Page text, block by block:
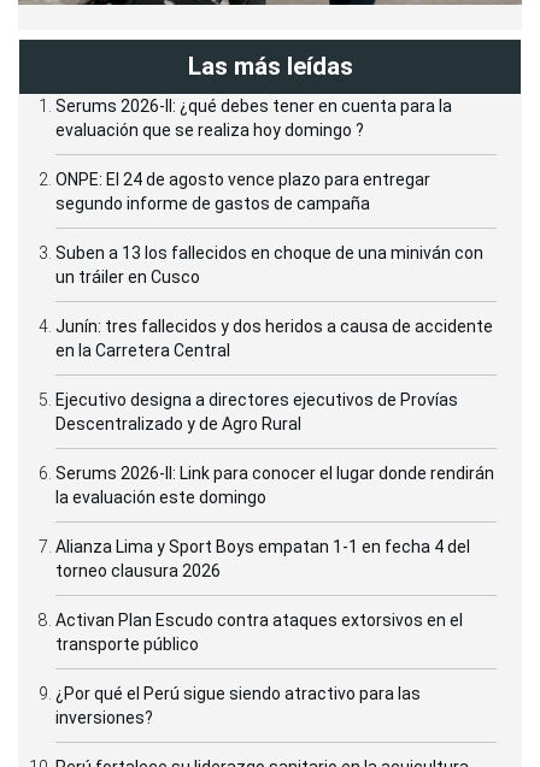
Las más leídas
Serums 2026-II: ¿qué debes tener en cuenta para la
evaluación que se realiza hoy domingo ?
ONPE: El 24 de agosto vence plazo para entregar
segundo informe de gastos de campaña
Suben a 13 los fallecidos en choque de una miniván con
un tráiler en Cusco
Junín: tres fallecidos y dos heridos a causa de accidente
en la Carretera Central
Ejecutivo designa a directores ejecutivos de Provías
Descentralizado y de Agro Rural
Serums 2026-II: Link para conocer el lugar donde rendirán
la evaluación este domingo
Alianza Lima y Sport Boys empatan 1-1 en fecha 4 del
torneo clausura 2026
Activan Plan Escudo contra ataques extorsivos en el
transporte público
¿Por qué el Perú sigue siendo atractivo para las
inversiones?